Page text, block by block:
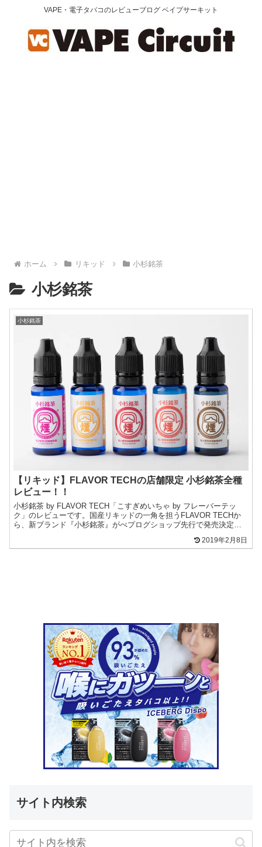
VAPE・電子タバコのレビューブログ ベイプサーキット
ホーム リキッド 小杉銘茶
小杉銘茶
小杉銘茶
【リキッド】FLAVOR TECHの店舗限定 小杉銘茶全種
レビュー！！
小杉銘茶 by FLAVOR TECH「こすぎめいちゃ by フレーバーテッ
ク」のレビューです。国産リキッドの一角を担うFLAVOR TECHか
ら、新ブランド『小杉銘茶』がべプログショップ先行で発売決定！
2019年2月8日
サイト内検索